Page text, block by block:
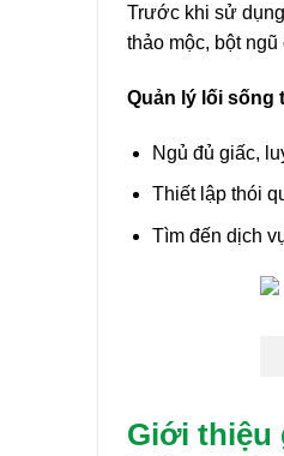
Trước khi sử
thảo mộc, bột
Quản lý lối sống
Ngủ đủ giấc,
Thiết lập thói
Tìm đến dịch
Giới thiệu